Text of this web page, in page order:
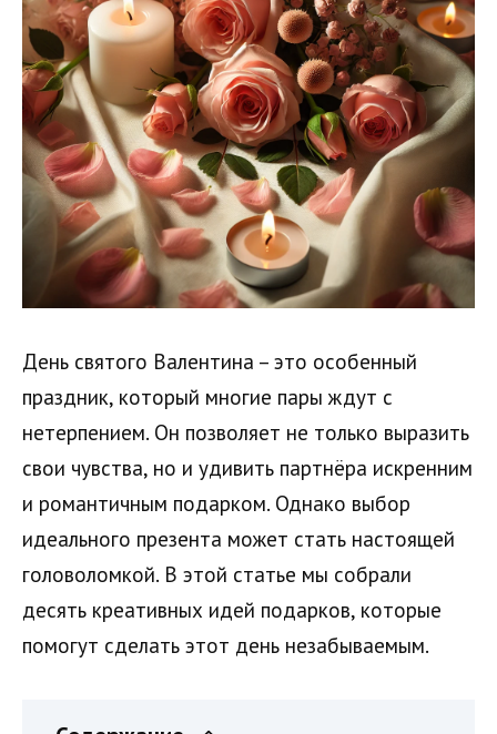
День святого Валентина – это особенный
праздник, который многие пары ждут с
нетерпением. Он позволяет не только выразить
свои чувства, но и удивить партнёра искренним
и романтичным подарком. Однако выбор
идеального презента может стать настоящей
головоломкой. В этой статье мы собрали
десять креативных идей подарков, которые
помогут сделать этот день незабываемым.